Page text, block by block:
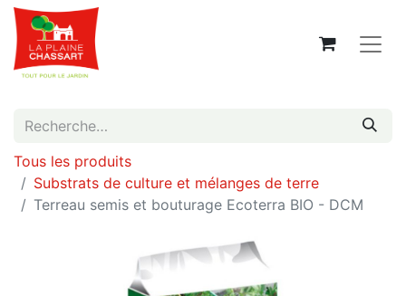
Tous les produits
Substrats de culture et mélanges de terre
Terreau semis et bouturage Ecoterra BIO - DCM